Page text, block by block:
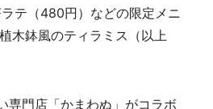
テ（480円）などの限定メニ
木鉢風のティラミス（以上
門店「かまわぬ」がコラボ